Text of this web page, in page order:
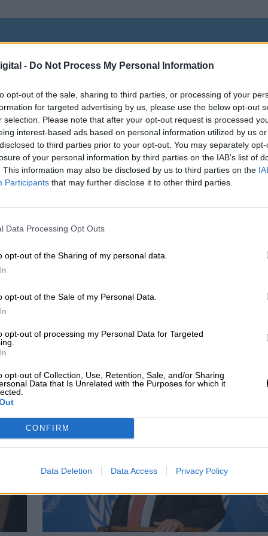
- Do Not Process My Personal Information
opt-out of the sale, sharing to third parties, or processing of your
for targeted advertising by us, please use the below opt-out
selection. Please note that after your opt-out request is processed
interest-based ads based on personal information utilized by us
to third parties prior to your opt-out. You may separately
of your personal information by third parties on the IAB’s list of
This information may also be disclosed by us to third parties on the
Participants that may further disclose it to other third parties.
Data Processing Opt Outs
opt-out of the Sharing of my personal data.
opt-out of the Sale of my Personal Data.
opt-out of processing my Personal Data for Targeted
opt-out of Collection, Use, Retention, Sale, and/or Sharing
Data that Is Unrelated with the Purposes for which it
CONFIRM
Data Deletion Data Access Privacy Policy
de Naciones Unidas (UNEA 5.2),
de partida del Comité
que la UNEA 5.2 sea el lugar en el
del ComitéIntergubernamental de
declaración ministerial precisamente, de cara al
es que se expongan en esta futura sesión las
mayoritario del que goza la constitución del
marina por plásticos como un
otras cuestiones, el ciclo de vida del plástico.
pero también el sector del plástico, la
alineado con la Agenda 2030 y los
y Reto Demográfico
RELACIONADAS